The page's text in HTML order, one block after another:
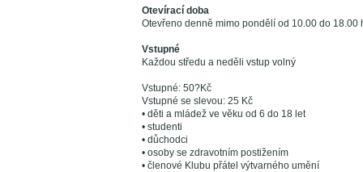
Otevírací doba
Otevřeno denně mimo pondělí od 10.00 do 18.00
Vstupné
Každou středu a neděli vstup volný
Vstupné: 50?Kč
Vstupné se slevou: 25 Kč
• děti a mládež ve věku od 6 do 18 let
• studenti
• důchodci
• osoby se zdravotním postižením
• členové Klubu přátel výtvarného umění